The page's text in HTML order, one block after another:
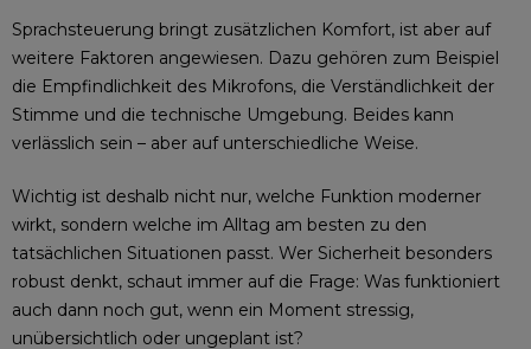
Sprachsteuerung bringt zusätzlichen Komfort, ist aber auf
weitere Faktoren angewiesen. Dazu gehören zum Beispiel
die Empfindlichkeit des Mikrofons, die Verständlichkeit der
Stimme und die technische Umgebung. Beides kann
verlässlich sein – aber auf unterschiedliche Weise.
Wichtig ist deshalb nicht nur, welche Funktion moderner
wirkt, sondern welche im Alltag am besten zu den
tatsächlichen Situationen passt. Wer Sicherheit besonders
robust denkt, schaut immer auf die Frage: Was funktioniert
auch dann noch gut, wenn ein Moment stressig,
unübersichtlich oder ungeplant ist?